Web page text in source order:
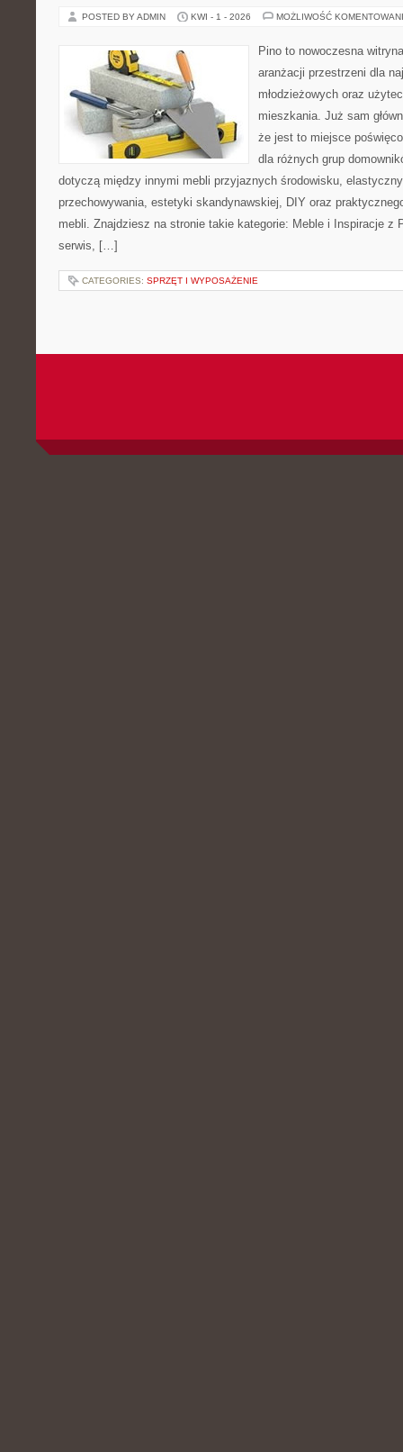
POSTED BY ADMIN KWI - 1 - 2026 MOŻLIWOŚĆ
Pino to nowoczesna
aranżacji przestrzeni dla
młodzieżowych oraz
mieszkania. Już sam
że jest to miejsce
dla różnych grup
dotyczą między innymi mebli przyjaznych środowisku,
przechowywania, estetyki skandynawskiej, DIY oraz
mebli. Znajdziesz na stronie takie kategorie: Meble i Inspiracje z
serwis, […]
CATEGORIES: SPRZĘT I WYPOSAŻENIE